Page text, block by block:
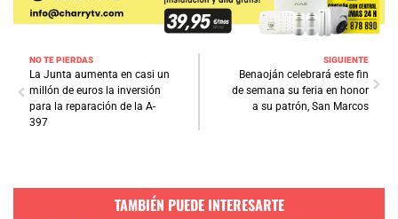
NO TE PIERDAS
La Junta aumenta en casi un
millón de euros la inversión
para la reparación de la A-
397
SIGUIENTE
Benaoján celebrará este fin
de semana su feria en honor
a su patrón, San Marcos
TAMBIÉN PUEDE INTERESARTE